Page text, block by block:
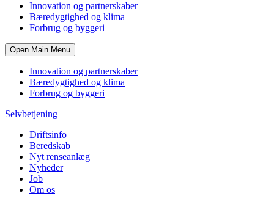
Innovation og partnerskaber
Bæredygtighed og klima
Forbrug og byggeri
Open Main Menu
Innovation og partnerskaber
Bæredygtighed og klima
Forbrug og byggeri
Selvbetjening
Driftsinfo
Beredskab
Nyt renseanlæg
Nyheder
Job
Om os